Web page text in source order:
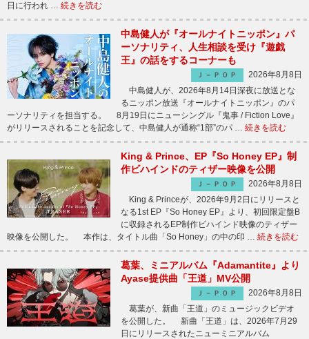
日に行われ … 続きを読む
中島健人が『オールナイトニッポン』パ
ーソナリティ、人生相談を受け『遊戯
王』の話をするコーナーも
Ｊ－ＰＯＰ
2026年8月8日
中島健人が、2026年8月14日深夜に放送とな
るニッポン放送『オールナイトニッポン』のパ
ーソナリティを担当する。 8月19日にニューシングル『鬼事 / Fiction Love』
がリリースされることを記念して、中島健人が通称“1部”のパ … 続きを読む
King & Prince、EP『So Honey EP』制
作ビハインドのティザー映像を公開
Ｊ－ＰＯＰ
2026年8月8日
King & Princeが、2026年9月2日にリリースと
なる1st EP『So Honey EP』より、初回限定盤B
に収録されるEP制作ビハインド映像のティザー
映像を公開した。 本作は、タイトル曲「So Honey」の中の印 … 続きを読む
葛葉、ミニアルバム『Adamantite』より
Ayase提供曲「王道」MV公開
Ｊ－ＰＯＰ
2026年8月8日
葛葉が、新曲「王道」のミュージックビデオ
を公開した。 新曲「王道」は、2026年7月29
日にリリースされたニューミニアルバム